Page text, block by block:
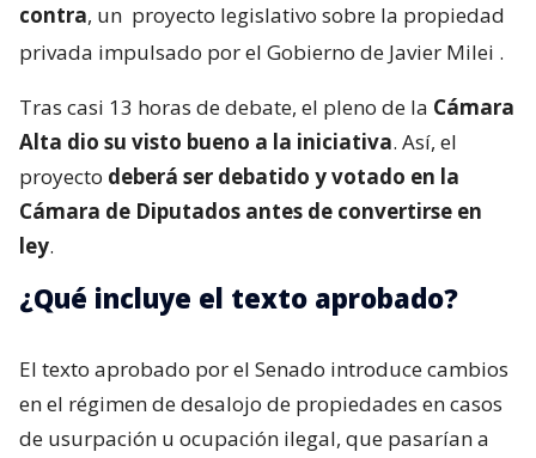
contra, un proyecto legislativo sobre la propiedad
privada impulsado por el Gobierno de Javier Milei .
Tras casi 13 horas de debate, el pleno de la Cámara
Alta dio su visto bueno a la iniciativa. Así, el
proyecto deberá ser debatido y votado en la
Cámara de Diputados antes de convertirse en
ley.
¿Qué incluye el texto aprobado?
El texto aprobado por el Senado introduce cambios
en el régimen de desalojo de propiedades en casos
de usurpación u ocupación ilegal, que pasarían a